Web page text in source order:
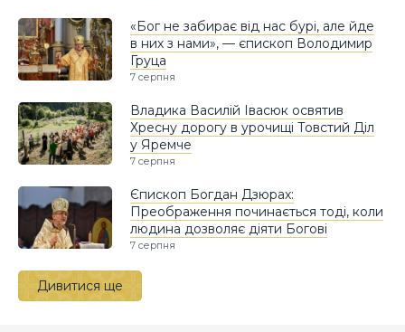
«Бог не забирає від нас бурі, але йде
в них з нами», — єпископ Володимир
Груца
7 серпня
Владика Василій Івасюк освятив
Хресну дорогу в урочищі Товстий Діл
у Яремче
7 серпня
Єпископ Богдан Дзюрах:
Преображення починається тоді, коли
людина дозволяє діяти Богові
7 серпня
Дивитися ще